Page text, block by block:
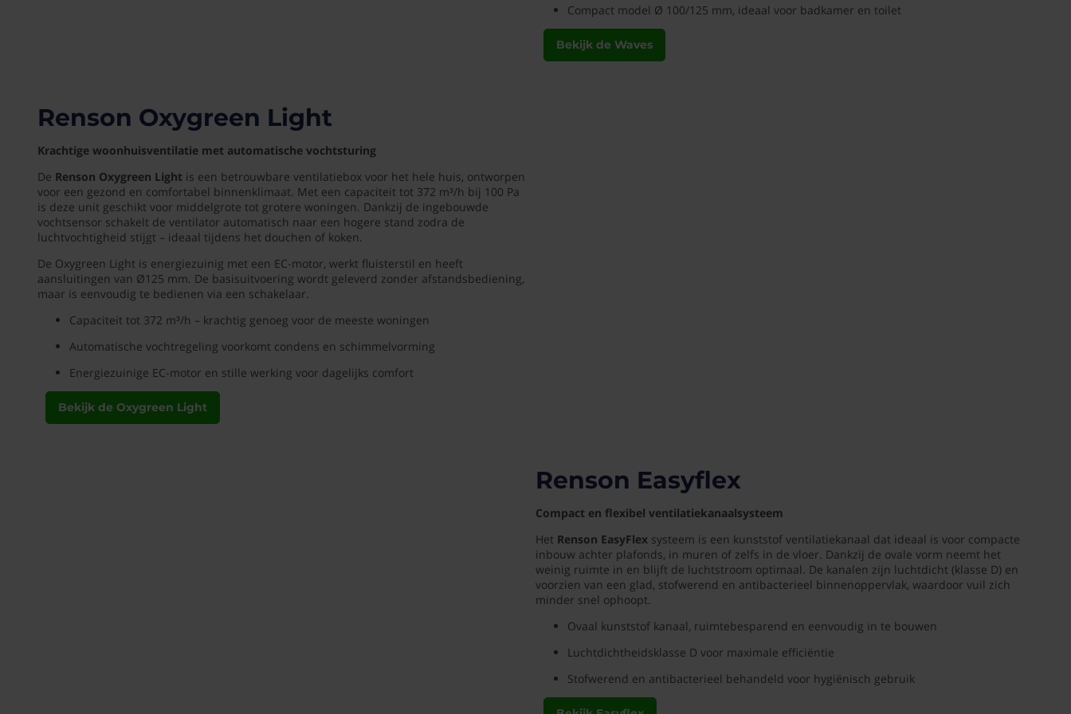
Compact model Ø 100/125 mm, ideaal voor badkamer en toilet
Bekijk de Waves
Renson Oxygreen Light
Krachtige woonhuisventilatie met automatische vochtsturing
De Renson Oxygreen Light is een betrouwbare ventilatiebox voor het hele huis, ontworpen
voor een gezond en comfortabel binnenklimaat. Met een capaciteit tot 372 m³/h bij 100 Pa
is deze unit geschikt voor middelgrote tot grotere woningen. Dankzij de ingebouwde
vochtsensor schakelt de ventilator automatisch naar een hogere stand zodra de
luchtvochtigheid stijgt – ideaal tijdens het douchen of koken.
De Oxygreen Light is energiezuinig met een EC-motor, werkt fluisterstil en heeft
aansluitingen van Ø125 mm. De basisuitvoering wordt geleverd zonder afstandsbediening,
maar is eenvoudig te bedienen via een schakelaar.
Capaciteit tot 372 m³/h – krachtig genoeg voor de meeste woningen
Automatische vochtregeling voorkomt condens en schimmelvorming
Energiezuinige EC-motor en stille werking voor dagelijks comfort
Bekijk de Oxygreen Light
Renson Easyflex
Compact en flexibel ventilatiekanaalsysteem
Het Renson EasyFlex systeem is een kunststof ventilatiekanaal dat ideaal is voor compacte
inbouw achter plafonds, in muren of zelfs in de vloer. Dankzij de ovale vorm neemt het
weinig ruimte in en blijft de luchtstroom optimaal. De kanalen zijn luchtdicht (klasse D) en
voorzien van een glad, stofwerend en antibacterieel binnenoppervlak, waardoor vuil zich
minder snel ophoopt.
Ovaal kunststof kanaal, ruimtebesparend en eenvoudig in te bouwen
Luchtdichtheidsklasse D voor maximale efficiëntie
Stofwerend en antibacterieel behandeld voor hygiënisch gebruik